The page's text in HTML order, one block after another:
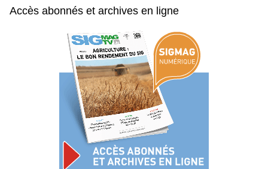
Accès abonnés et archives en ligne